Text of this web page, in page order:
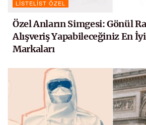
LISTELIST ÖZEL
Özel Anların Simgesi: Gönül
Alışveriş Yapabileceğiniz En
Markaları